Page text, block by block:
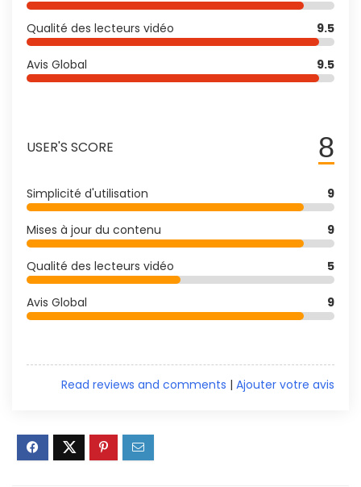
Qualité des lecteurs vidéo 9.5
Avis Global 9.5
8
USER'S SCORE
Simplicité d'utilisation 9
Mises à jour du contenu 9
Qualité des lecteurs vidéo 5
Avis Global 9
Ajouter votre avis
|
Read reviews and comments